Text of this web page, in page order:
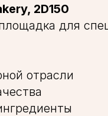
2D150
для
отрасли